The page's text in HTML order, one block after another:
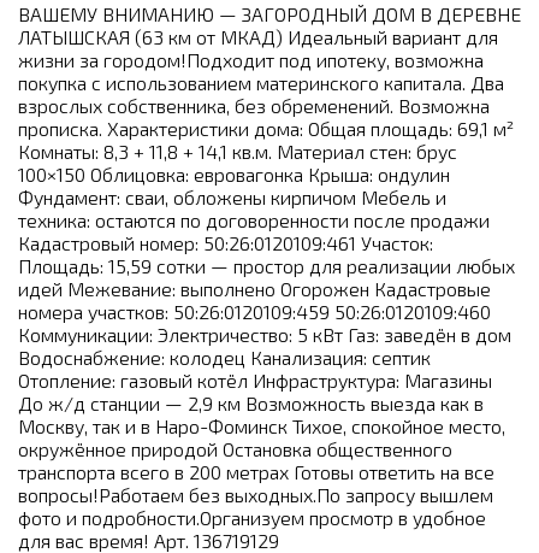
ВАШЕМУ ВНИМАНИЮ — ЗАГОРОДНЫЙ ДОМ В ДЕРЕВНЕ
ЛАТЫШСКАЯ (63 км от МКАД) Идеальный вариант для
жизни за городом!Подходит под ипотеку, возможна
покупка с использованием материнского капитала. Два
взрослых собственника, без обременений. Возможна
прописка. Характеристики дома: Общая площадь: 69,1 м²
Комнаты: 8,3 + 11,8 + 14,1 кв.м. Материал стен: брус
100×150 Облицовка: евровагонка Крыша: ондулин
Фундамент: сваи, обложены кирпичом Мебель и
техника: остаются по договоренности после продажи
Кадастровый номер: 50:26:0120109:461 Участок:
Площадь: 15,59 сотки — простор для реализации любых
идей Межевание: выполнено Огорожен Кадастровые
номера участков: 50:26:0120109:459 50:26:0120109:460
Коммуникации: Электричество: 5 кВт Газ: заведён в дом
Водоснабжение: колодец Канализация: септик
Отопление: газовый котёл Инфраструктура: Магазины
До ж/д станции — 2,9 км Возможность выезда как в
Москву, так и в Наро-Фоминск Тихое, спокойное место,
окружённое природой Остановка общественного
транспорта всего в 200 метрах Готовы ответить на все
вопросы!Работаем без выходных.По запросу вышлем
фото и подробности.Организуем просмотр в удобное
для вас время! Арт. 136719129